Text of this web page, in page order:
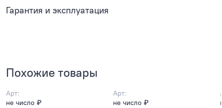
Гарантия и эксплуатация
Похожие товары
Арт:
не число ₽
Арт:
не число ₽